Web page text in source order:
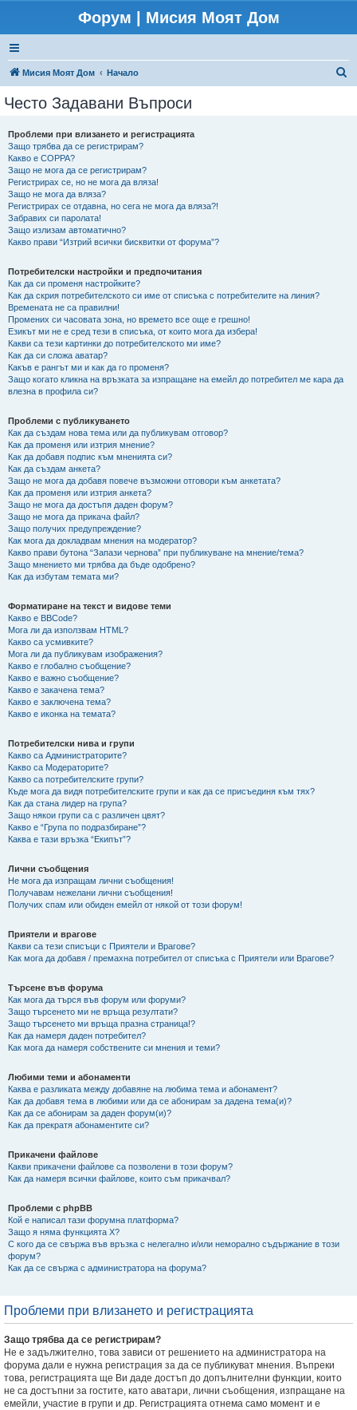
Форум | Мисия Моят Дом
Мисия Моят Дом Начало
Често Задавани Въпроси
Проблеми при влизането и регистрацията
Защо трябва да се регистрирам?
Какво е COPPA?
Защо не мога да се регистрирам?
Регистрирах се, но не мога да вляза!
Защо не мога да вляза?
Регистрирах се отдавна, но сега не мога да вляза?!
Забравих си паролата!
Защо излизам автоматично?
Какво прави “Изтрий всички бисквитки от форума”?
Потребителски настройки и предпочитания
Как да си променя настройките?
Как да скрия потребителското си име от списъка с потребителите на линия?
Времената не са правилни!
Промених си часовата зона, но времето все още е грешно!
Езикът ми не е сред тези в списъка, от които мога да избера!
Какви са тези картинки до потребителското ми име?
Как да си сложа аватар?
Какъв е рангът ми и как да го променя?
Защо когато кликна на връзката за изпращане на емейл до потребител ме кара да
влезна в профила си?
Проблеми с публикуването
Как да създам нова тема или да публикувам отговор?
Как да променя или изтрия мнение?
Как да добавя подпис към мненията си?
Как да създам анкета?
Защо не мога да добавя повече възможни отговори към анкетата?
Как да променя или изтрия анкета?
Защо не мога да достъпя даден форум?
Защо не мога да прикача файл?
Защо получих предупреждение?
Как мога да докладвам мнения на модератор?
Какво прави бутона “Запази чернова” при публикуване на мнение/тема?
Защо мнението ми трябва да бъде одобрено?
Как да избутам темата ми?
Форматиране на текст и видове теми
Какво е BBCode?
Мога ли да използвам HTML?
Какво са усмивките?
Мога ли да публикувам изображения?
Какво е глобално съобщение?
Какво е важно съобщение?
Какво е закачена тема?
Какво е заключена тема?
Какво е иконка на темата?
Потребителски нива и групи
Какво са Администраторите?
Какво са Модераторите?
Какво са потребителските групи?
Къде мога да видя потребителските групи и как да се присъединя към тях?
Как да стана лидер на група?
Защо някои групи са с различен цвят?
Какво е “Група по подразбиране”?
Каква е тази връзка “Екипът”?
Лични съобщения
Не мога да изпращам лични съобщения!
Получавам нежелани лични съобщения!
Получих спам или обиден емейл от някой от този форум!
Приятели и врагове
Какви са тези списъци с Приятели и Врагове?
Как мога да добавя / премахна потребител от списъка с Приятели или Врагове?
Търсене във форума
Как мога да търся във форум или форуми?
Защо търсенето ми не връща резултати?
Защо търсенето ми връща празна страница!?
Как да намеря даден потребител?
Как мога да намеря собствените си мнения и теми?
Любими теми и абонаменти
Каква е разликата между добавяне на любима тема и абонамент?
Как да добавя тема в любими или да се абонирам за дадена тема(и)?
Как да се абонирам за даден форум(и)?
Как да прекратя абонаментите си?
Прикачени файлове
Какви прикачени файлове са позволени в този форум?
Как да намеря всички файлове, които съм прикачвал?
Проблеми с phpBB
Кой е написал тази форумна платформа?
Защо я няма функцията X?
С кого да се свържа във връзка с нелегално и/или неморално съдържание в този
форум?
Как да се свържа с администратора на форума?
Проблеми при влизането и регистрацията
Защо трябва да се регистрирам?
Не е задължително, това зависи от решението на администратора на
форума дали е нужна регистрация за да се публикуват мнения. Въпреки
това, регистрацията ще Ви даде достъп до допълнителни функции, които
не са достъпни за гостите, като аватари, лични съобщения, изпращане на
емейли, участие в групи и др. Регистрацията отнема само момент и е